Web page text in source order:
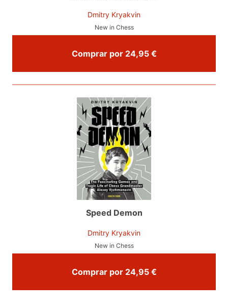
Dmitry Kryakvin
New in Chess
Comprar por 24,95 €
Speed Demon
Dmitry Kryakvin
New in Chess
Comprar por 24,95 €